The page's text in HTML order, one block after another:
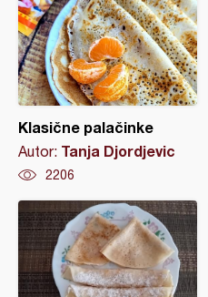
Klasične palačinke
Autor: Tanja Djordjevic
2206